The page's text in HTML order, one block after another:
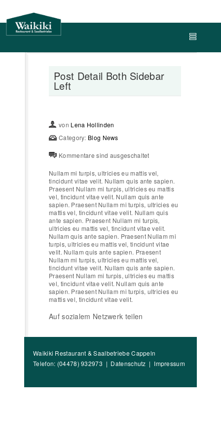
Post Detail Both Sidebar
Left
von Lena Hollinden
Category: Blog News
Kommentare sind ausgeschaltet
Nullam mi turpis, ultricies eu mattis vel,
tincidunt vitae velit. Nullam quis ante sapien.
Praesent Nullam mi turpis, ultricies eu mattis
vel, tincidunt vitae velit. Nullam quis ante
sapien. Praesent Nullam mi turpis, ultricies eu
mattis vel, tincidunt vitae velit. Nullam quis
ante sapien. Praesent Nullam mi turpis,
ultricies eu mattis vel, tincidunt vitae velit.
Nullam quis ante sapien. Praesent Nullam mi
turpis, ultricies eu mattis vel, tincidunt vitae
velit. Nullam quis ante sapien. Praesent
Nullam mi turpis, ultricies eu mattis vel,
tincidunt vitae velit. Nullam quis ante sapien.
Praesent Nullam mi turpis, ultricies eu mattis
vel, tincidunt vitae velit. Nullam quis ante
sapien. Praesent Nullam mi turpis, ultricies eu
mattis vel, tincidunt vitae velit.
Auf sozialem Netzwerk teilen
Waikiki Restaurant & Saalbetriebe Cappeln
Telefon: (04478) 932973 | Datenschutz | Impressum